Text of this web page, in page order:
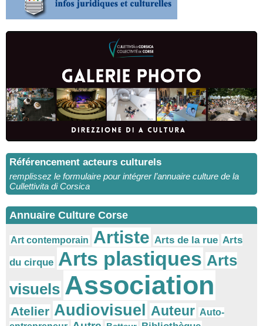
Référencement acteurs culturels
remplissez le formulaire pour intégrer l’annuaire culture de la
Cullettivita di Corsica
Annuaire Culture Corse
Art contemporain Artiste Arts de la rue Arts
du cirque Arts plastiques Arts
visuels Association
Atelier Audiovisuel Auteur Auto-